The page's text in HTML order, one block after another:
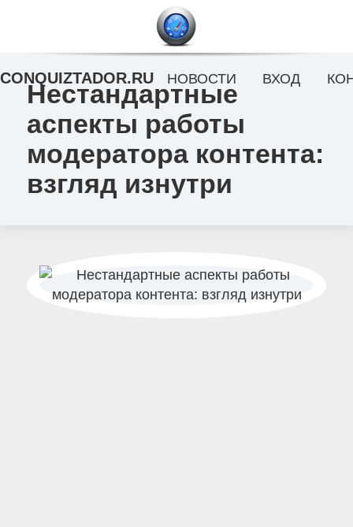
Нестандартные
аспекты работы
модератора контента:
взгляд изнутри
CONQUIZTADOR.RU НОВОСТИ ВХОД